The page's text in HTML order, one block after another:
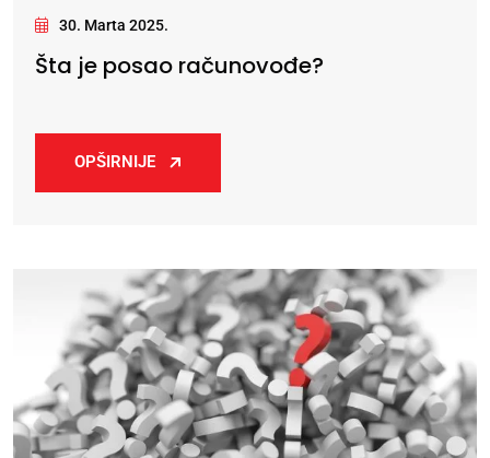
30. Marta 2025.
Šta je posao računovođe?
OPŠIRNIJE